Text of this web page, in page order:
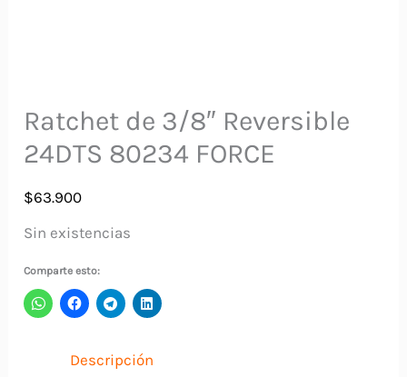
Ratchet de 3/8″ Reversible
24DTS 80234 FORCE
$63.900
Sin existencias
Comparte esto:
Descripción